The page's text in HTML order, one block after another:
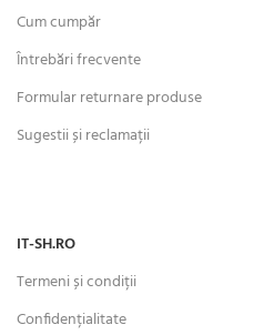
Cum cumpăr
Întrebări frecvente
Formular returnare produse
Sugestii și reclamații
IT-SH.RO
Termeni și condiții
Confidențialitate